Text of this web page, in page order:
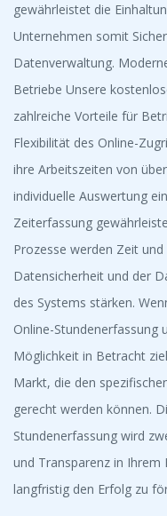
gewährleistet die
Unternehmen somit
Datenverwaltung.
Betriebe Unsere
zahlreiche Vorteile für
Flexibilität des Online-
ihre Arbeitszeiten von
individuelle Auswertung
Zeiterfassung
Prozesse werden Zeit
Datensicherheit und der
des Systems stärken.
Online-Stundenerfassung
Möglichkeit in Betracht
Markt, die den
gerecht werden können.
Stundenerfassung wird
und Transparenz in
langfristig den Erfolg zu